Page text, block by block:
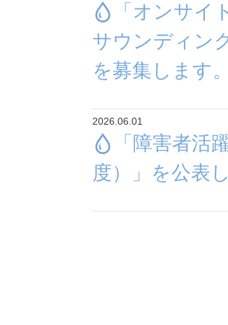
「オンサイ
サウンディン
を募集します。
2026.06.01
「障害者活
度）」を公表